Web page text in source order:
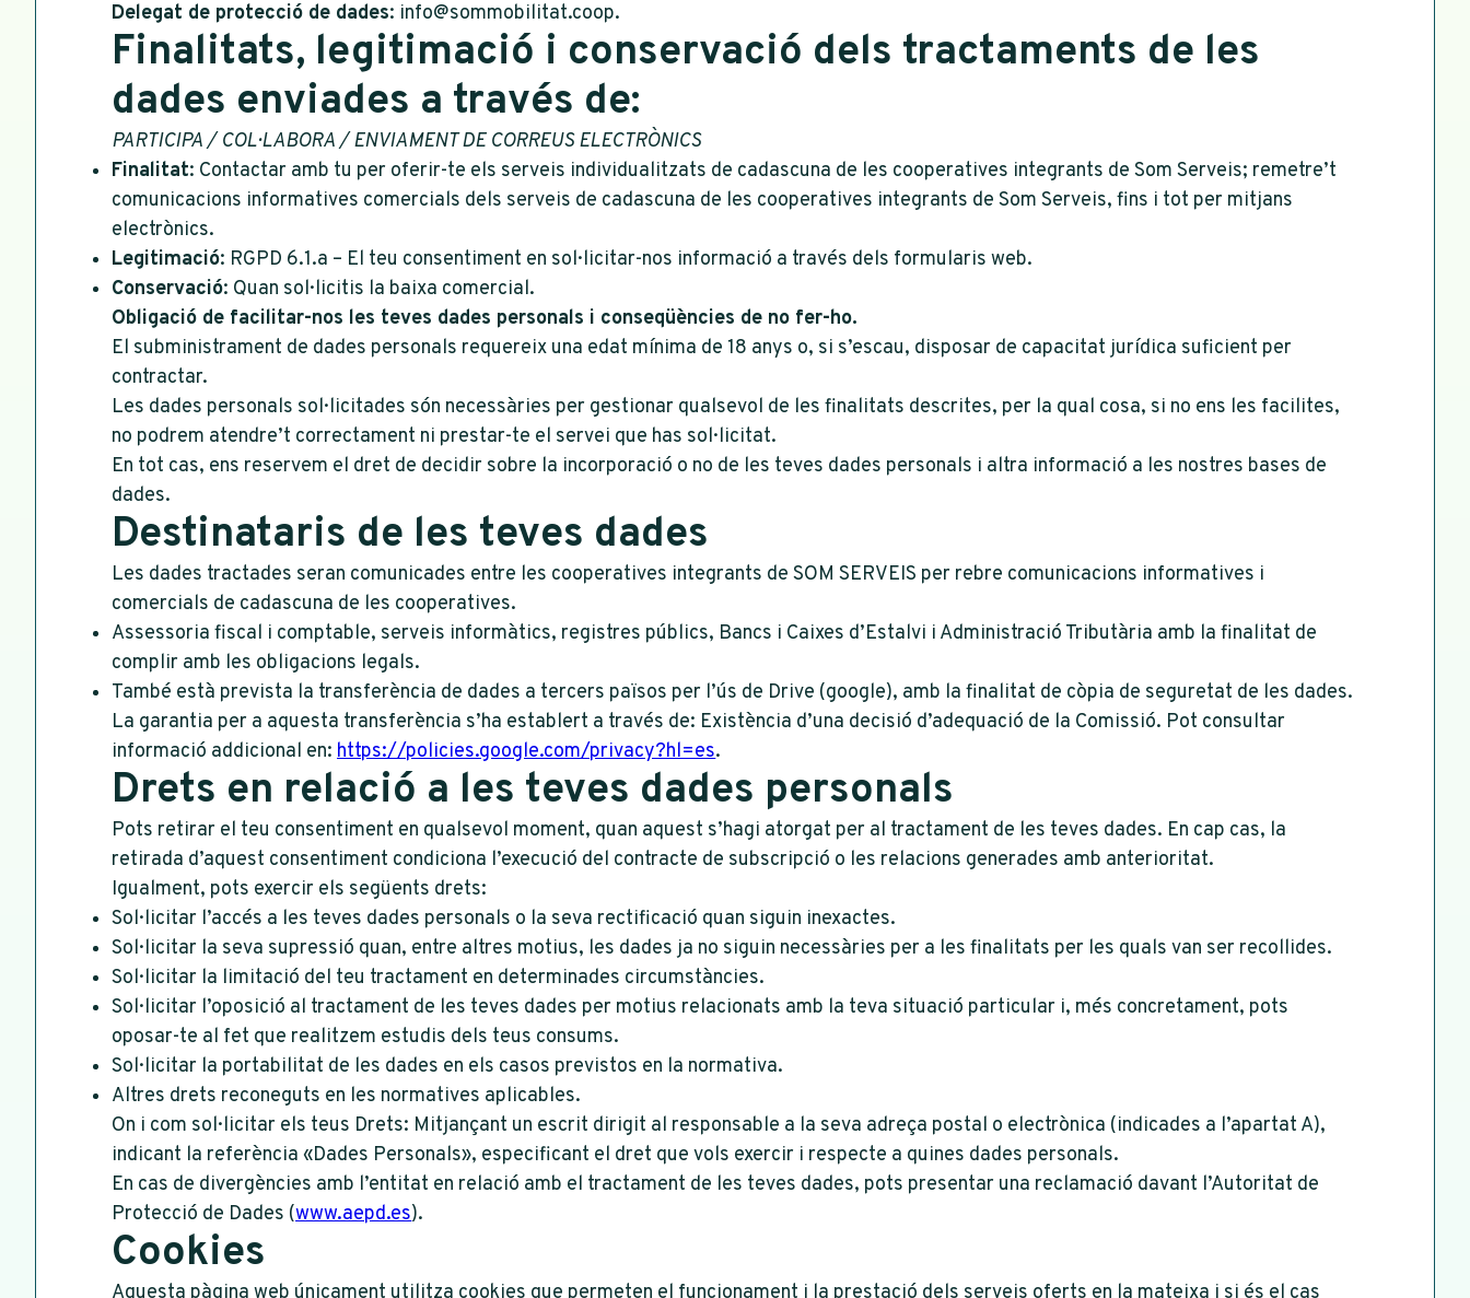
Delegat de protecció de dades: info@sommobilitat.coop.
Finalitats, legitimació i conservació dels tractaments de les
dades enviades a través de:
PARTICIPA / COL·LABORA / ENVIAMENT DE CORREUS ELECTRÒNICS
Finalitat: Contactar amb tu per oferir-te els serveis individualitzats de cadascuna de les cooperatives integrants de Som Serveis; remetre’t
comunicacions informatives comercials dels serveis de cadascuna de les cooperatives integrants de Som Serveis, fins i tot per mitjans
electrònics.
Legitimació: RGPD 6.1.a – El teu consentiment en sol·licitar-nos informació a través dels formularis web.
Conservació: Quan sol·licitis la baixa comercial.
Obligació de facilitar-nos les teves dades personals i conseqüències de no fer-ho.
El subministrament de dades personals requereix una edat mínima de 18 anys o, si s’escau, disposar de capacitat jurídica suficient per
contractar.
Les dades personals sol·licitades són necessàries per gestionar qualsevol de les finalitats descrites, per la qual cosa, si no ens les facilites,
no podrem atendre’t correctament ni prestar-te el servei que has sol·licitat.
En tot cas, ens reservem el dret de decidir sobre la incorporació o no de les teves dades personals i altra informació a les nostres bases de
dades.
Destinataris de les teves dades
Les dades tractades seran comunicades entre les cooperatives integrants de SOM SERVEIS per rebre comunicacions informatives i
comercials de cadascuna de les cooperatives.
Assessoria fiscal i comptable, serveis informàtics, registres públics, Bancs i Caixes d’Estalvi i Administració Tributària amb la finalitat de
complir amb les obligacions legals.
També està prevista la transferència de dades a tercers països per l’ús de Drive (google), amb la finalitat de còpia de seguretat de les dades.
La garantia per a aquesta transferència s’ha establert a través de: Existència d’una decisió d’adequació de la Comissió. Pot consultar
informació addicional en:https://policies.google.com/privacy?hl=es.
Drets en relació a les teves dades personals
Pots retirar el teu consentiment en qualsevol moment, quan aquest s’hagi atorgat per al tractament de les teves dades. En cap cas, la
retirada d’aquest consentiment condiciona l’execució del contracte de subscripció o les relacions generades amb anterioritat.
Igualment, pots exercir els següents drets:
Sol·licitar l’accés a les teves dades personals o la seva rectificació quan siguin inexactes.
Sol·licitar la seva supressió quan, entre altres motius, les dades ja no siguin necessàries per a les finalitats per les quals van ser recollides.
Sol·licitar la limitació del teu tractament en determinades circumstàncies.
Sol·licitar l’oposició al tractament de les teves dades per motius relacionats amb la teva situació particular i, més concretament, pots
oposar-te al fet que realitzem estudis dels teus consums.
Sol·licitar la portabilitat de les dades en els casos previstos en la normativa.
Altres drets reconeguts en les normatives aplicables.
On i com sol·licitar els teus Drets: Mitjançant un escrit dirigit al responsable a la seva adreça postal o electrònica (indicades a l’apartat A),
indicant la referència «Dades Personals», especificant el dret que vols exercir i respecte a quines dades personals.
En cas de divergències amb l’entitat en relació amb el tractament de les teves dades, pots presentar una reclamació davant l’Autoritat de
Protecció de Dades (www.aepd.es).
Cookies